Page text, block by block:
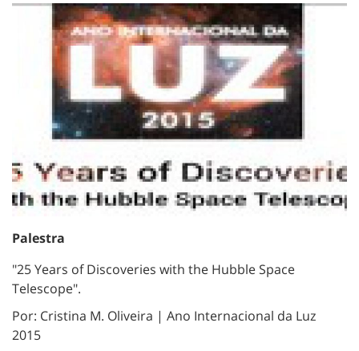
Palestra
"25 Years of Discoveries with the Hubble Space
Telescope".
Por: Cristina M. Oliveira | Ano Internacional da Luz
2015